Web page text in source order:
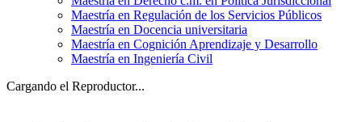
Maestría en Regulación de los Servicios Públicos
Maestría en Docencia universitaria
Maestría en Cognición Aprendizaje y Desarrollo
Maestría en Ingeniería Civil
Cargando el Reproductor...